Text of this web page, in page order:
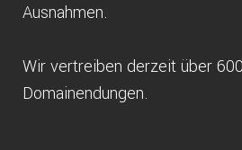
Ausnahmen.
Wir vertreiben derzeit über
Domainendungen.